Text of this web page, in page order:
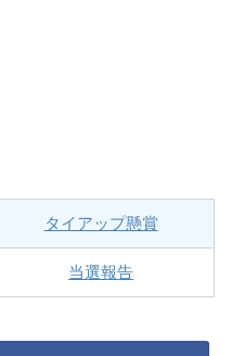
タイアップ懸賞
当選報告